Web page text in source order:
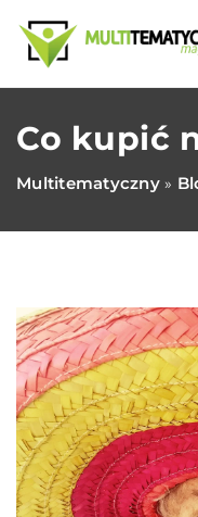
Co kupić
Multitematyczny»